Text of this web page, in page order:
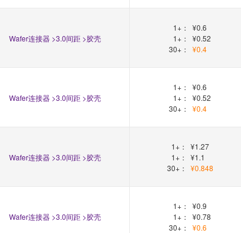
Wafer连接器 >3.0间距 >胶壳
1+：
¥0.6
1+：
¥0.52
30+：
¥0.4
Wafer连接器 >3.0间距 >胶壳
1+：
¥0.6
1+：
¥0.52
30+：
¥0.4
Wafer连接器 >3.0间距 >胶壳
1+：
¥1.27
1+：
¥1.1
30+：
¥0.848
Wafer连接器 >3.0间距 >胶壳
1+：
¥0.9
1+：
¥0.78
30+：
¥0.6